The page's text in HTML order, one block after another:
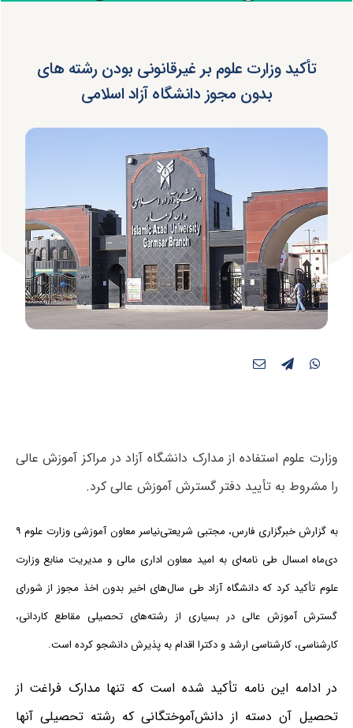
تأکید وزارت علوم بر غیرقانونی بودن رشته های
بدون مجوز دانشگاه آزاد اسلامی
وزارت علوم استفاده از مدارک دانشگاه آزاد در مراکز آموزش عالی
را مشروط به تأیید دفتر گسترش آموزش عالی کرد.
به گزارش خبرگزاری فارس، مجتبی شریعتی‌نیاسر معاون آموزشی وزارت علوم ۹
دی‌ماه امسال طی نامه‌ای به امید معاون اداری مالی و مدیریت منابع وزارت
علوم تأکید کرد که دانشگاه آزاد طی سال‌های اخیر بدون اخذ مجوز از شورای
گسترش آموزش عالی در بسیاری از رشته‌های تحصیلی مقاطع کاردانی،
کارشناسی، کارشناسی ارشد و دکترا اقدام به پذیرش دانشجو کرده است.
در ادامه این نامه تأکید شده است که تنها مدارک فراغت از
تحصیل آن دسته از دانش‌آموختگانی که رشته تحصیلی آنها